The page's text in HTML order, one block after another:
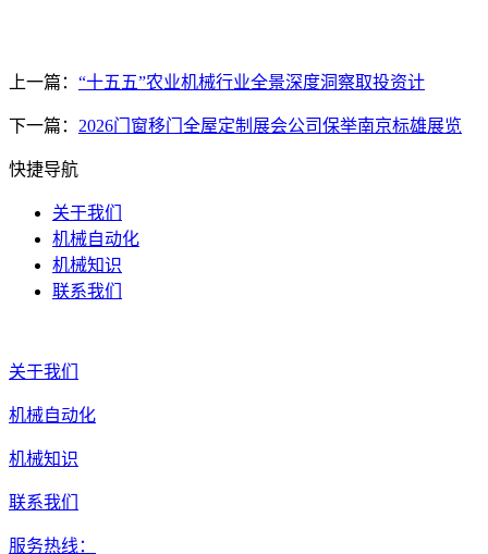
上一篇： “十五五”农业机械行业全景深度洞察取投资计
下一篇： 2026门窗移门全屋定制展会公司保举南京标雄展览
快捷导航
关于我们
机械自动化
机械知识
联系我们
关于我们
机械自动化
机械知识
联系我们
服务热线：